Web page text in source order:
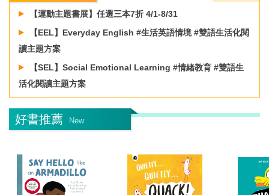
【運動主題書展】任選三本7折 4/1-8/31
【EEL】Everyday English #生活英語情境 #雙語生活化閱
讀主題方案
【SEL】Social Emotional Learning #情緒教育 #雙語生
活化閱讀主題方案
好書推薦 New